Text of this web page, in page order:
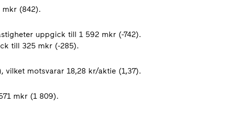
(842).
uppgick till 1 592 mkr (-742).
till 325 mkr (-285).
motsvarar 18,28 kr/aktie (1,37).
mkr (1 809).